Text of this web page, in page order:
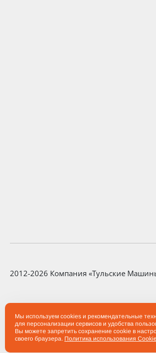
2012-2026 Компания «Тульские
Любая информация, представленная
определяемой положениями статьи
результате отдельно и специально
производства заводов по
Мы используем cookies и рекомендательные
для персонализации сервисов и удобства
Вы можете запретить сохранение cookie в
своего браузера. Политика использования